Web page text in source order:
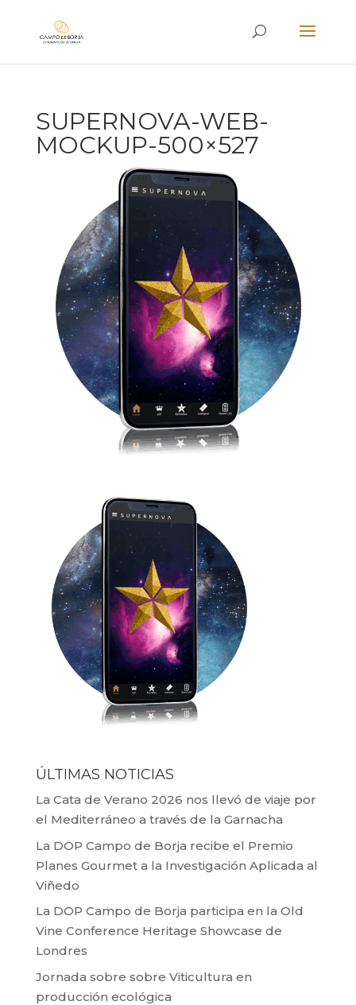
SUPERNOVA-WEB-
MOCKUP-500×527
ÚLTIMAS NOTICIAS
La Cata de Verano 2026 nos llevó de viaje por
el Mediterráneo a través de la Garnacha
La DOP Campo de Borja recibe el Premio
Planes Gourmet a la Investigación Aplicada al
Viñedo
La DOP Campo de Borja participa en la Old
Vine Conference Heritage Showcase de
Londres
Jornada sobre sobre Viticultura en
producción ecológica